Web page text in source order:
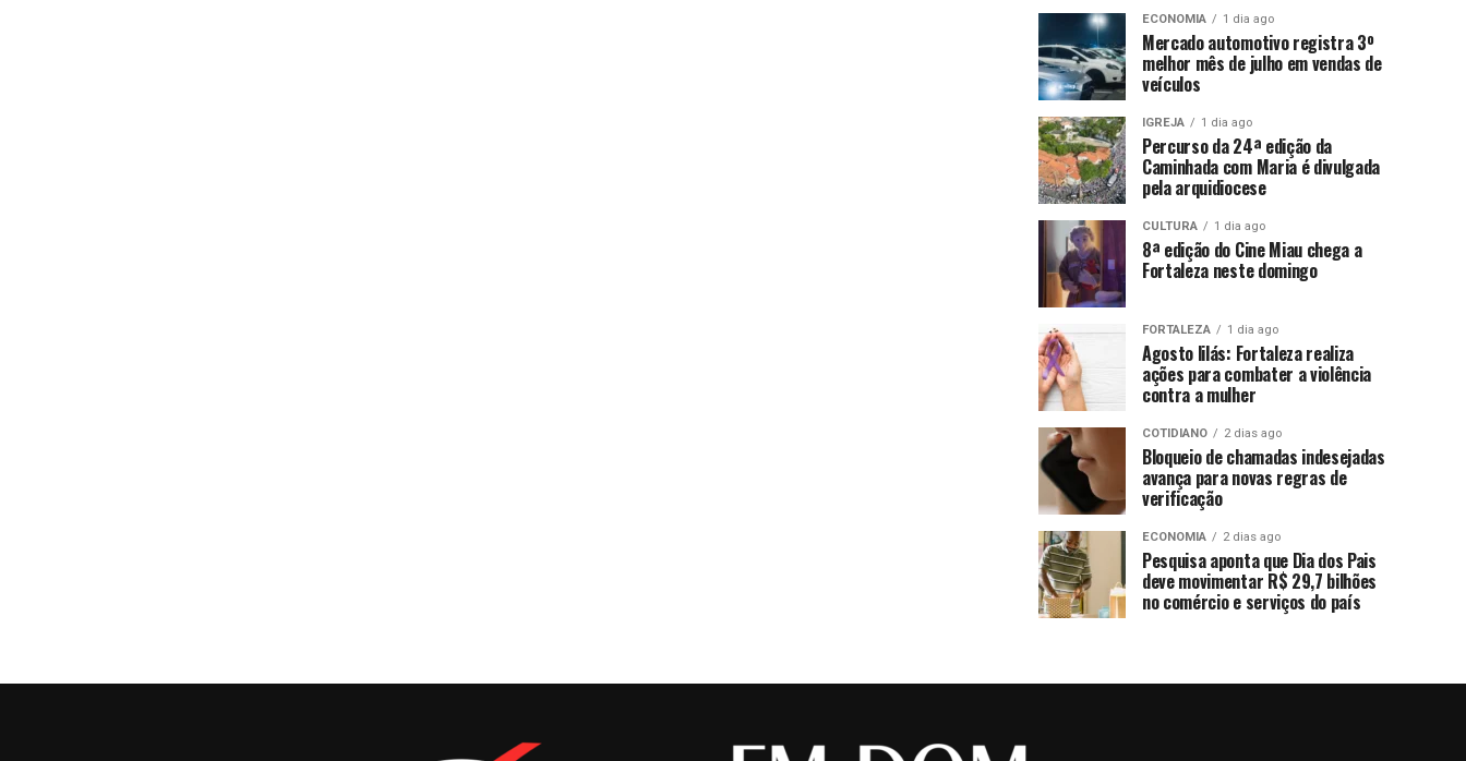
ECONOMIA 1 dia ago
Mercado automotivo registra 3º
melhor mês de julho em vendas de
veículos
IGREJA 1 dia ago
Percurso da 24ª edição da
Caminhada com Maria é divulgada
pela arquidiocese
CULTURA 1 dia ago
8ª edição do Cine Miau chega a
Fortaleza neste domingo
FORTALEZA 1 dia ago
Agosto lilás: Fortaleza realiza
ações para combater a violência
contra a mulher
COTIDIANO 2 dias ago
Bloqueio de chamadas indesejadas
avança para novas regras de
verificação
ECONOMIA 2 dias ago
Pesquisa aponta que Dia dos Pais
deve movimentar R$ 29,7 bilhões
no comércio e serviços do país